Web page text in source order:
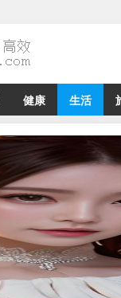
健康 生活